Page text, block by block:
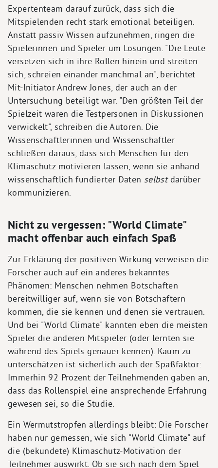
Expertenteam darauf zurück, dass sich die
Mitspielenden recht stark emotional beteiligen.
Anstatt passiv Wissen aufzunehmen, ringen die
Spielerinnen und Spieler um Lösungen. "Die Leute
versetzen sich in ihre Rollen hinein und streiten
sich, schreien einander manchmal an", berichtet
Mit-Initiator Andrew Jones, der auch an der
Untersuchung beteiligt war. "Den größten Teil der
Spielzeit waren die Testpersonen in Diskussionen
verwickelt", schreiben die Autoren. Die
Wissenschaftlerinnen und Wissenschaftler
schließen daraus, dass sich Menschen für den
Klimaschutz motivieren lassen, wenn sie anhand
wissenschaftlich fundierter Daten selbstdarüber
kommunizieren.
Nicht zu vergessen: "World Climate"
macht offenbar auch einfach Spaß
Zur Erklärung der positiven Wirkung verweisen die
Forscher auch auf ein anderes bekanntes
Phänomen: Menschen nehmen Botschaften
bereitwilliger auf, wenn sie von Botschaftern
kommen, die sie kennen und denen sie vertrauen.
Und bei "World Climate" kannten eben die meisten
Spieler die anderen Mitspieler (oder lernten sie
während des Spiels genauer kennen). Kaum zu
unterschätzen ist sicherlich auch der Spaßfaktor:
Immerhin 92 Prozent der Teilnehmenden gaben an,
dass das Rollenspiel eine ansprechende Erfahrung
gewesen sei, so die Studie.
Ein Wermutstropfen allerdings bleibt: Die Forscher
haben nur gemessen, wie sich "World Climate" auf
die (bekundete) Klimaschutz-Motivation der
Teilnehmer auswirkt. Ob sie sich nach dem Spiel